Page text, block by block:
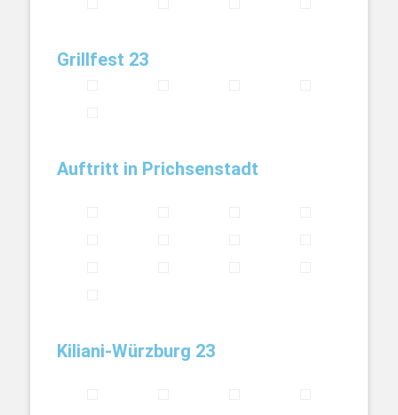
Grillfest 23
Auftritt in Prichsenstadt
Kiliani-Würzburg 23